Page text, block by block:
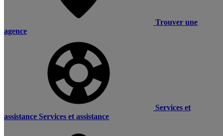
Trouver une
agence
Services et
assistance Services et assistance